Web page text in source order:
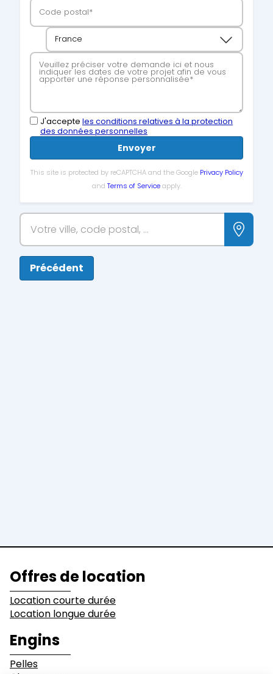
Bâtiments
J'accepte les conditions relatives à la protection
des données personnelles
Envoyer
This site is protected by reCAPTCHA and the Google Privacy Policy
and Terms of Serviceapply.
Précédent
Offres de location
Location courte durée
Location longue durée
Engins
Pelles